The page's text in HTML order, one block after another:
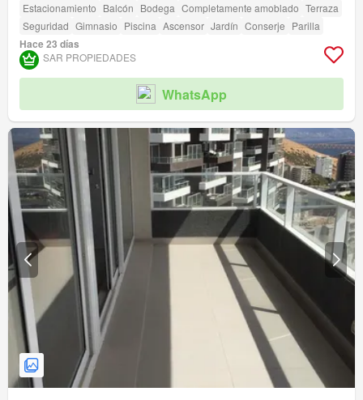
Estacionamiento Balcón Bodega Completamente amoblado Terraza
Seguridad Gimnasio Piscina Ascensor Jardín Conserje Parilla
Hace 23 días
SAR PROPIEDADES
WhatsApp